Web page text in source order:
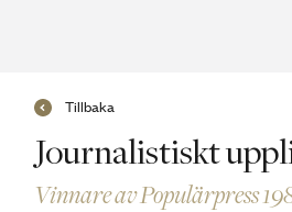
Journalistiskt
Vinnare av Populärpress
Tillbaka